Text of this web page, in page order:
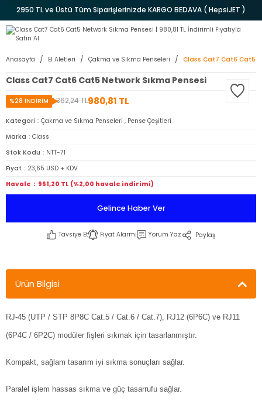
2950 TL ve Üstü Tüm Siparişlerinizde KARGO BEDAVA ( HepsiJET )
Anasayfa El Aletleri Çakma ve Sıkma Penseleri Class Cat7 Cat6 Cat5
Class Cat7 Cat6 Cat5 Network Sıkma Pensesi
1.362,24 TL980,81 TL
%28 İNDİRİM
Kategori Çakma ve Sıkma Penseleri , Pense Çeşitleri
Marka
Class
Stok Kodu
NTT-71
Fiyat
23,65 USD + KDV
Havale
961,20 TL (%2,00 havale indirimi)
Gelince Haber Ver
Tavsiye Et Fiyat Alarmı Yorum Yaz Paylaş
Ürün Bilgisi
RJ-45 (UTP / STP 8P8C Cat.5 / Cat.6 / Cat.7), RJ12 (6P6C) ve RJ11
(6P4C / 6P2C) modüler fişleri sıkmak için tasarlanmıştır.
Kompakt, sağlam tasarım iyi sıkma sonuçları sağlar.
Paralel işlem hassas sıkma ve güç tasarrufu sağlar.